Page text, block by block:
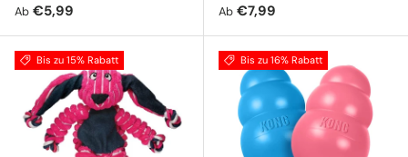
Normaler Preis
Ab €5,99 Normaler Preis
Ab €7,99
Bis zu 15% Rabatt Bis zu 16% Rabatt